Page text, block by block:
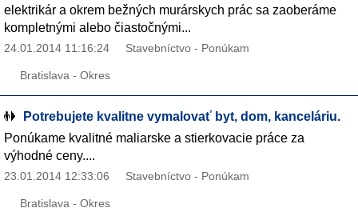
elektrikár a okrem bežných murárskych prác sa zaoberáme
kompletnými alebo čiastočnými...
24.01.2014 11:16:24 Stavebníctvo - Ponúkam
Bratislava - Okres
Potrebujete kvalitne vymalovať byt, dom, kanceláriu.
Ponúkame kvalitné maliarske a stierkovacie práce za
výhodné ceny....
23.01.2014 12:33:06 Stavebníctvo - Ponúkam
Bratislava - Okres